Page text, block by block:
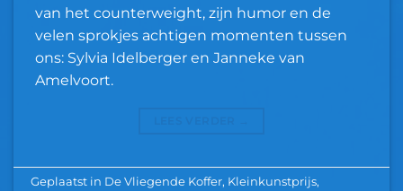
van het counterweight, zijn humor en de
velen sprokjes achtigen momenten tussen
ons: Sylvia Idelberger en Janneke van
Amelvoort.
Geplaatst in De Vliegende Koffer, Kleinkunstprijs,